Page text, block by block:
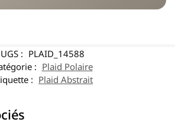
UGS : PLAID_14588
: Plaid Polaire
: Plaid Abstrait